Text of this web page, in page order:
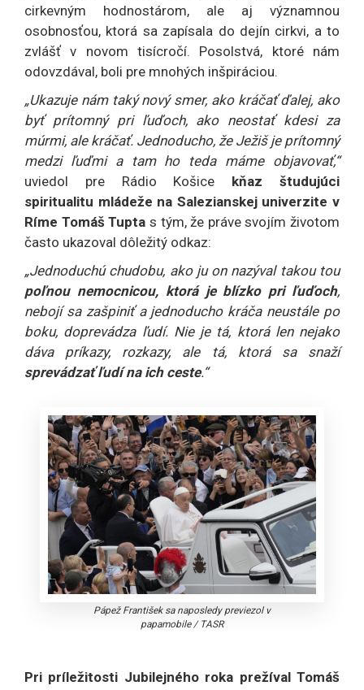
cirkevným hodnostárom, ale aj významnou
osobnosťou, ktorá sa zapísala do dejín cirkvi, a to
zvlášť v novom tisícročí. Posolstvá, ktoré nám
odovzdával, boli pre mnohých inšpiráciou.
„Ukazuje nám taký nový smer, ako kráčať ďalej, ako
byť prítomný pri ľuďoch, ako neostať kdesi za
múrmi, ale kráčať. Jednoducho, že Ježiš je prítomný
medzi ľuďmi a tam ho teda máme objavovať,“
uviedol pre Rádio Košice kňaz študujúci
spiritualitu mládeže na Salezianskej univerzite v
Ríme Tomáš Tupta s tým, že práve svojím životom
často ukazoval dôležitý odkaz:
„Jednoduchú chudobu, ako ju on nazýval takou tou
poľnou nemocnicou, ktorá je blízko pri ľuďoch,
nebojí sa zašpiniť a jednoducho kráča neustále po
boku, doprevádza ľudí. Nie je tá, ktorá len nejako
dáva príkazy, rozkazy, ale tá, ktorá sa snaží
sprevádzať ľudí na ich ceste.“
Pápež František sa naposledy previezol v
papamobile/ TASR
Pri príležitosti Jubilejného roka prežíval Tomáš